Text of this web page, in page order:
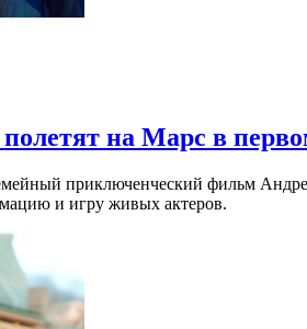
на Марс в
приключенческий фильм
и игру живых актеров.